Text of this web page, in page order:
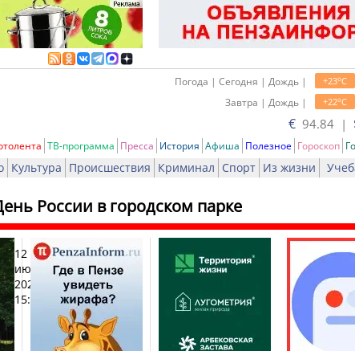
+23oC
Погода | Сегодня | Дождь |
+22oC
Завтра | Дождь |
€ 94.84 |
ТВ-программа Пресса История Афиша Полезное Гороскоп
Культура Происшествия Криминал Спорт Из жизни
России в городском парке
12
июня
2025,
15:01
Печать